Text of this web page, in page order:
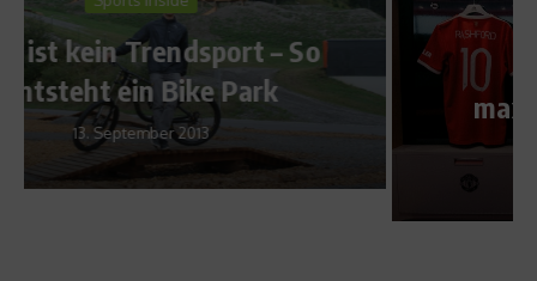
Personalisierte
Fußballtrikots für
maximalen Teamgeist und
Performance
30. Juli 2024